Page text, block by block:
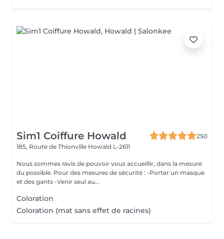
Sim1 Coiffure Howald
250
185, Route de Thionville Howald L-2611
Nous sommes ravis de pouvoir vous accueillir, dans la mesure
du possible. Pour des mesures de sécurité : -Porter un masque
et des gants -Venir seul au...
Coloration
Coloration (mat sans effet de racines)